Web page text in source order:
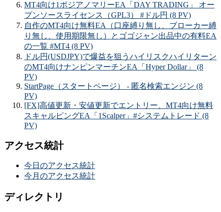
MT4向け1ポジアノマリーEA「DAY TRADING」 オー
プンソースライセンス（GPL3） #ドル円 (8 PV)
自作のMT4向け無料EA（口座縛り無し、ブローカー縛
り無し、使用期限無し）とゴゴジャン出品中の有料EA
の一覧 #MT4 (8 PV)
ドル円(USDJPY)で爆益を狙うハイリスクハイリターン
のMT4向けナンピンマーチンEA「Hyper Dollar」 (8
PV)
StartPage（スタートページ） - 匿名検索エンジン (8
PV)
[FX]高値更新・安値更新でエントリー、MT4向け無料
スキャルピングEA「1Scalper」#システムトレード (8
PV)
アクセス統計
今日のアクセス統計
今月のアクセス統計
ディレクトリ